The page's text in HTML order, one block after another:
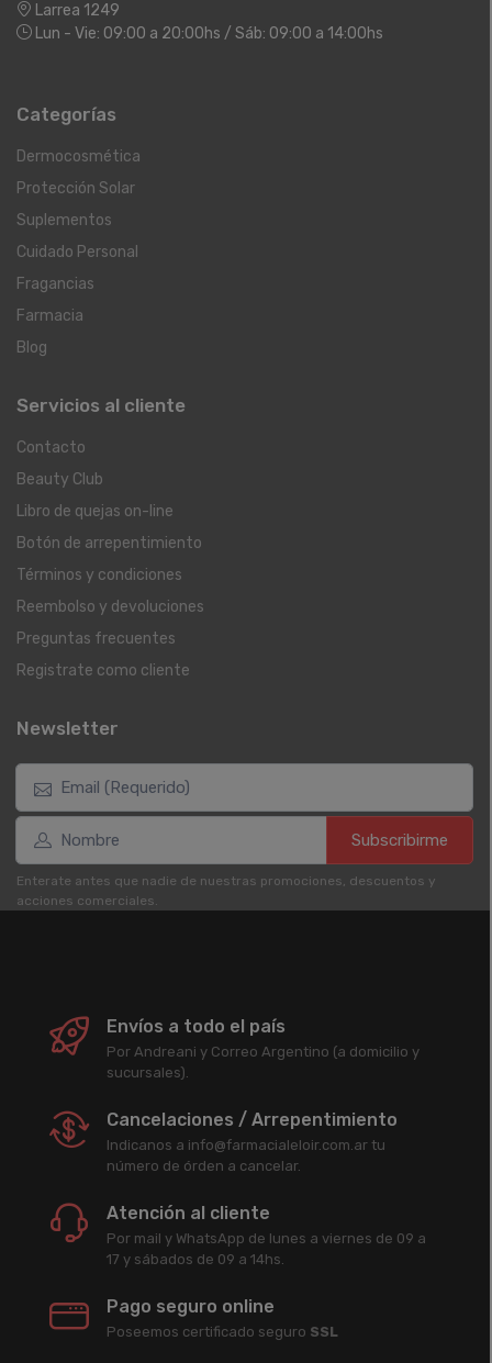
Larrea 1249
Lun - Vie: 09:00 a 20:00hs / Sáb: 09:00 a 14:00hs
Categorías
Dermocosmética
Protección Solar
Suplementos
Cuidado Personal
Fragancias
Farmacia
Blog
Servicios al cliente
Contacto
Beauty Club
Libro de quejas on-line
Botón de arrepentimiento
Términos y condiciones
Reembolso y devoluciones
Preguntas frecuentes
Registrate como cliente
Newsletter
Subscribirme
Enterate antes que nadie de nuestras promociones, descuentos y
acciones comerciales.
Envíos a todo el país
Por Andreani y Correo Argentino (a domicilio y
sucursales).
Cancelaciones / Arrepentimiento
Indicanos a info@farmacialeloir.com.ar tu
número de órden a cancelar.
Atención al cliente
Por mail y WhatsApp de lunes a viernes de 09 a
17 y sábados de 09 a 14hs.
Pago seguro online
Poseemos certificado seguro SSL